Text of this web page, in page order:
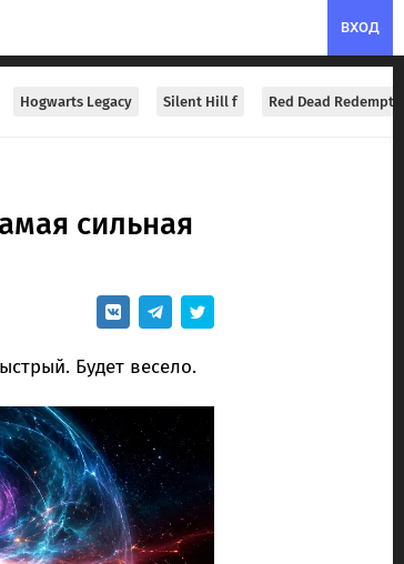
ВХОД
Hogwarts Legacy Silent Hill f Red Dead
сильная
Будет весело.